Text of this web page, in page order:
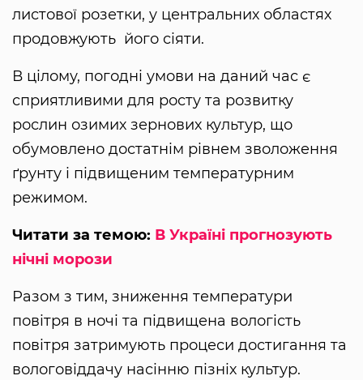
листової розетки, у центральних областях
продовжують його сіяти.
В цілому, погодні умови на даний час є
сприятливими для росту та розвитку
рослин озимих зернових культур, що
обумовлено достатнім рівнем зволоження
ґрунту і підвищеним температурним
режимом.
Читати за темою: В Україні прогнозують
нічні морози
Разом з тим, зниження температури
повітря в ночі та підвищена вологість
повітря затримують процеси достигання та
вологовіддачу насінню пізніх культур.